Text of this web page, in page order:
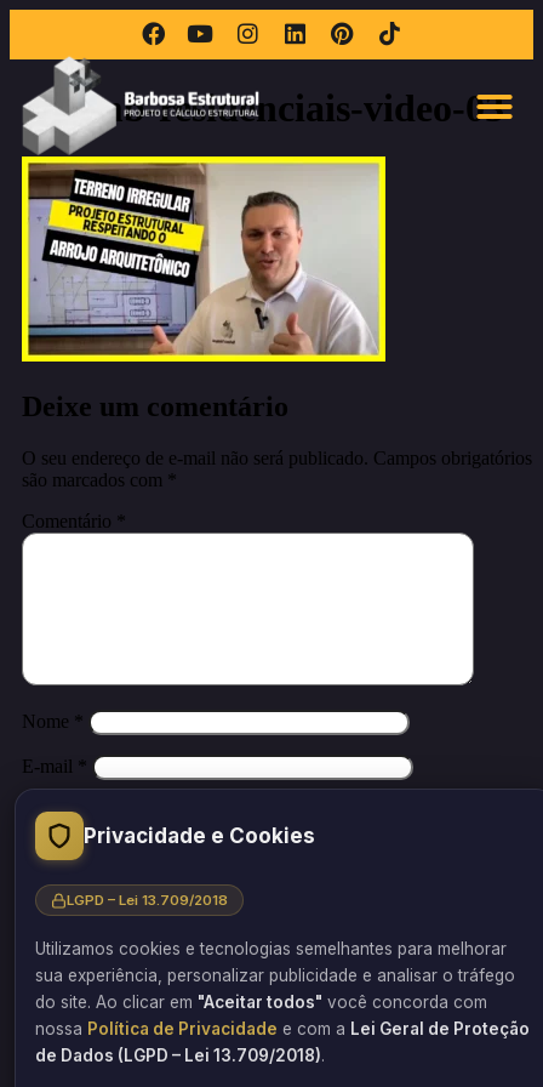
thumb-residenciais-video-03
Deixe um comentário
O seu endereço de e-mail não será publicado. Campos obrigatórios
são marcados com *
Comentário *
Nome *
E-mail *
Site
Salvar meus dados neste navegador para a próxima vez que eu
Este site utiliza o Akismet para reduzir spam. Saiba como seus
em comentários são processados.
Privacidade e Cookies
LGPD – Lei 13.709/2018
Utilizamos cookies e tecnologias semelhantes para melhorar
sua experiência, personalizar publicidade e analisar o tráfego
do site. Ao clicar em "Aceitar todos" você concorda com
nossa Política de Privacidade e com a Lei Geral de Proteção
de Dados (LGPD – Lei 13.709/2018).